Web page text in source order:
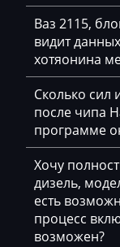
Derways
Deutz
Dewulf
Dieci
Dodge
Dongfeng
Doosan
Doppstadt
Ваз 2115,
видит
хотяонина
Сколько сил
после чипа
программе
Хочу
дизель,
есть
процесс
возможен?